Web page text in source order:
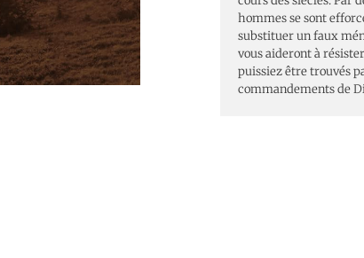
hommes se sont
substituer un faux
vous aideront à
puissiez être trouvés
commandements de